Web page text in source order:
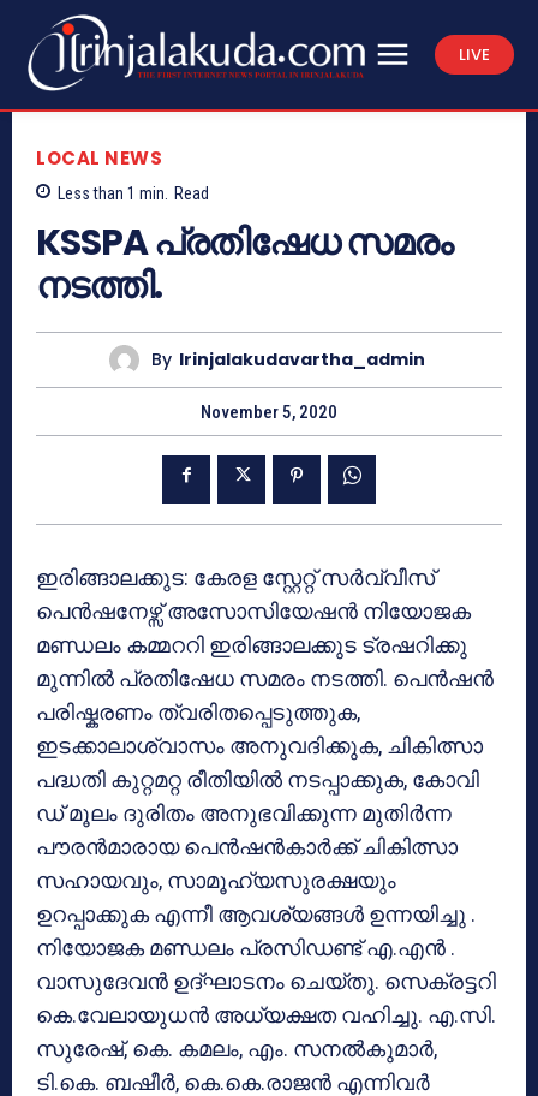
LIVE
LOCAL NEWS
Less than 1 min. Read
KSSPA പ്രതിഷേധ സമരം
നടത്തി.
By Irinjalakudavartha_admin
November 5, 2020
ഇരിങ്ങാലക്കുട: കേരള സ്റ്റേറ്റ് സർവ്വീസ്
പെൻഷനേഴ്സ് അസോസിയേഷൻ നിയോജക
മണ്ഡലം കമ്മററി ഇരിങ്ങാലക്കുട ട്രഷറിക്കു
മുന്നിൽ പ്രതിഷേധ സമരം നടത്തി. പെൻഷൻ
പരിഷ്കരണം ത്വരിതപ്പെടുത്തുക,
ഇടക്കാലാശ്വാസം അനുവദിക്കുക, ചികിത്സാ
പദ്ധതി കുറ്റമറ്റ രീതിയിൽ നടപ്പാക്കുക, കോവി
ഡ് മൂലം ദുരിതം അനുഭവിക്കുന്ന മുതിർന്ന
പൗരൻമാരായ പെൻഷൻകാർക്ക് ചികിത്സാ
സഹായവും, സാമൂഹ്യസുരക്ഷയും
ഉറപ്പാക്കുക എന്നീ ആവശ്യങ്ങൾ ഉന്നയിച്ചു .
നിയോജക മണ്ഡലം പ്രസിഡണ്ട് എ.എൻ .
വാസുദേവൻ ഉദ്ഘാടനം ചെയ്തു. സെക്രട്ടറി
കെ.വേലായുധൻ അധ്യക്ഷത വഹിച്ചു. എ.സി.
സുരേഷ്, കെ. കമലം, എം. സനൽകുമാർ,
ടി.കെ. ബഷീർ, കെ.കെ.രാജൻ എന്നിവർ